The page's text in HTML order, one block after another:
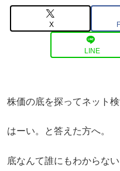
X
LINE
株価の底を探ってネット
はーい。と答えた方へ。
底なんて誰にもわからな